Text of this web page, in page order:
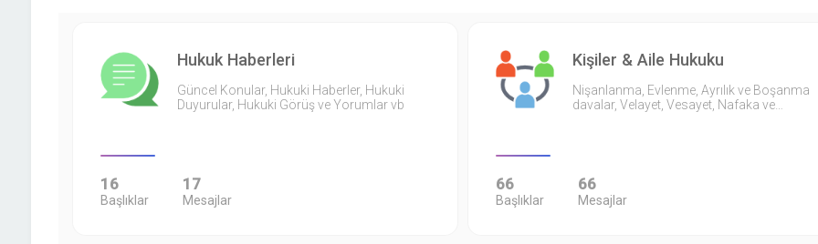
Hukuk Haberleri
Güncel Konular, Hukuki Haberler, Hukuki
Duyurular, Hukuki Görüş ve Yorumlar vb
16
Başlıklar
17
Mesajlar
Kişiler & Aile Hukuku
Nişanlanma, Evlenme, Ayrılık ve Boşanma
davalar, Velayet, Vesayet, Nafaka ve…
66
Başlıklar
66
Mesajlar